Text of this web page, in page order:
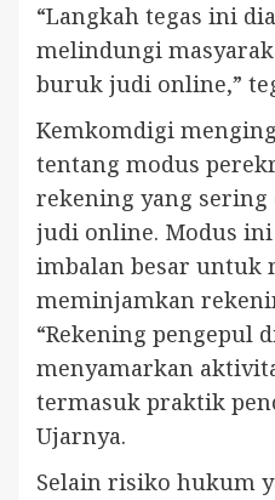
“Langkah tegas ini
melindungi
buruk judi online,”
Kemkomdigi
tentang modus
rekening yang
judi online. Modus
imbalan besar untuk
meminjamkan
“Rekening pengepul
menyamarkan
termasuk praktik
Ujarnya.
Selain risiko hukum